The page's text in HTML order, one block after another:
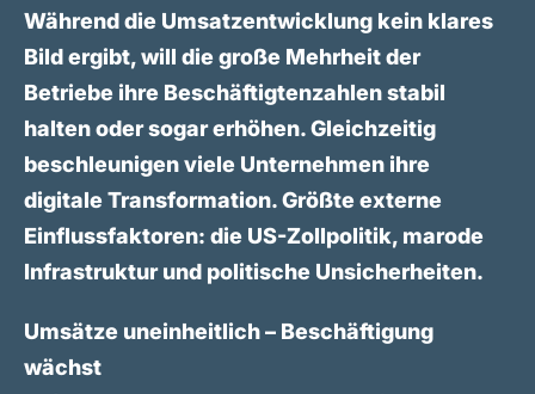
Während die Umsatzentwicklung kein klares
Bild ergibt, will die große Mehrheit der
Betriebe ihre Beschäftigtenzahlen stabil
halten oder sogar erhöhen. Gleichzeitig
beschleunigen viele Unternehmen ihre
digitale Transformation. Größte externe
Einflussfaktoren: die US-Zollpolitik, marode
Infrastruktur und politische Unsicherheiten.
Umsätze uneinheitlich – Beschäftigung
wächst